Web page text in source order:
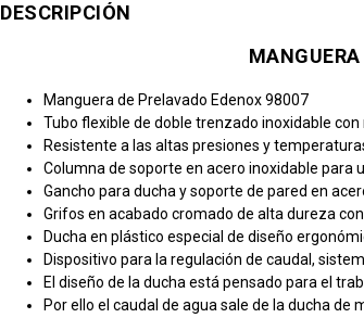
DESCRIPCIÓN
Manguera de Prelavado Edenox 98007
Tubo flexible de doble trenzado inoxidable
Resistente a las altas presiones y
Columna de soporte en acero inoxidable para
Gancho para ducha y soporte de pared en
Grifos en acabado cromado de alta dureza
Ducha en plástico especial de diseño
Dispositivo para la regulación de caudal,
El diseño de la ducha está pensado para el
Por ello el caudal de agua sale de la ducha de